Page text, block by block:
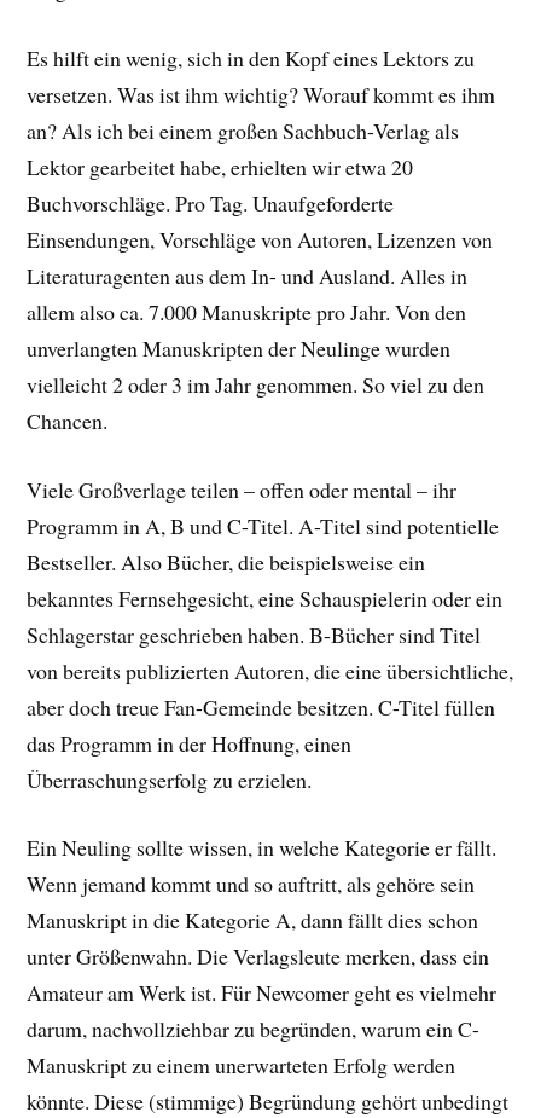
Es hilft ein wenig, sich in den Kopf eines Lektors zu
versetzen. Was ist ihm wichtig? Worauf kommt es ihm
an? Als ich bei einem großen Sachbuch-Verlag als
Lektor gearbeitet habe, erhielten wir etwa 20
Buchvorschläge. Pro Tag. Unaufgeforderte
Einsendungen, Vorschläge von Autoren, Lizenzen von
Literaturagenten aus dem In- und Ausland. Alles in
allem also ca. 7.000 Manuskripte pro Jahr. Von den
unverlangten Manuskripten der Neulinge wurden
vielleicht 2 oder 3 im Jahr genommen. So viel zu den
Chancen.
Viele Großverlage teilen – offen oder mental – ihr
Programm in A, B und C-Titel. A-Titel sind potentielle
Bestseller. Also Bücher, die beispielsweise ein
bekanntes Fernsehgesicht, eine Schauspielerin oder ein
Schlagerstar geschrieben haben. B-Bücher sind Titel
von bereits publizierten Autoren, die eine übersichtliche,
aber doch treue Fan-Gemeinde besitzen. C-Titel füllen
das Programm in der Hoffnung, einen
Überraschungserfolg zu erzielen.
Ein Neuling sollte wissen, in welche Kategorie er fällt.
Wenn jemand kommt und so auftritt, als gehöre sein
Manuskript in die Kategorie A, dann fällt dies schon
unter Größenwahn. Die Verlagsleute merken, dass ein
Amateur am Werk ist. Für Newcomer geht es vielmehr
darum, nachvollziehbar zu begründen, warum ein C-
Manuskript zu einem unerwarteten Erfolg werden
könnte. Diese (stimmige) Begründung gehört unbedingt